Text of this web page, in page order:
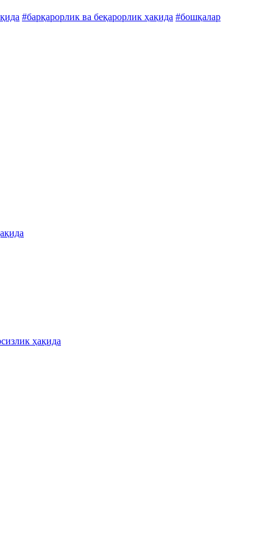
#барқарорлик ва беқарорлик ҳақида #бошқалар
ҳақида